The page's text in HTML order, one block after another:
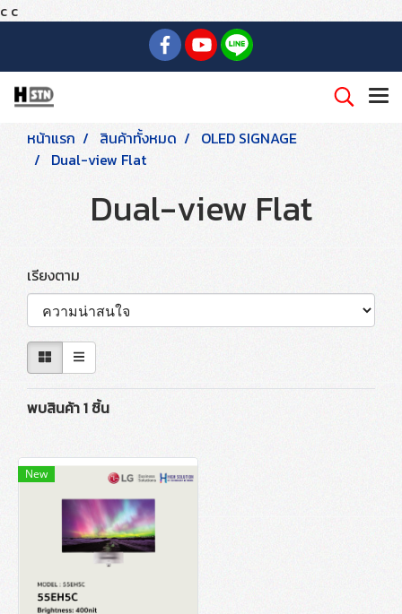
c c
หน้าแรก สินค้าทั้งหมด
OLED SIGNAGE
Dual-view Flat
Dual-view Flat
เรียงตาม
พบสินค้า 1 ชิ้น
New